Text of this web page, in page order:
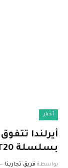
أخبار
أيرلندا
بسلسلة T20 على أرضها | أخبار الكريكيت
بواسطة فريق تجاربنا